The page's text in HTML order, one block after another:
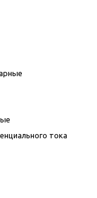
тока